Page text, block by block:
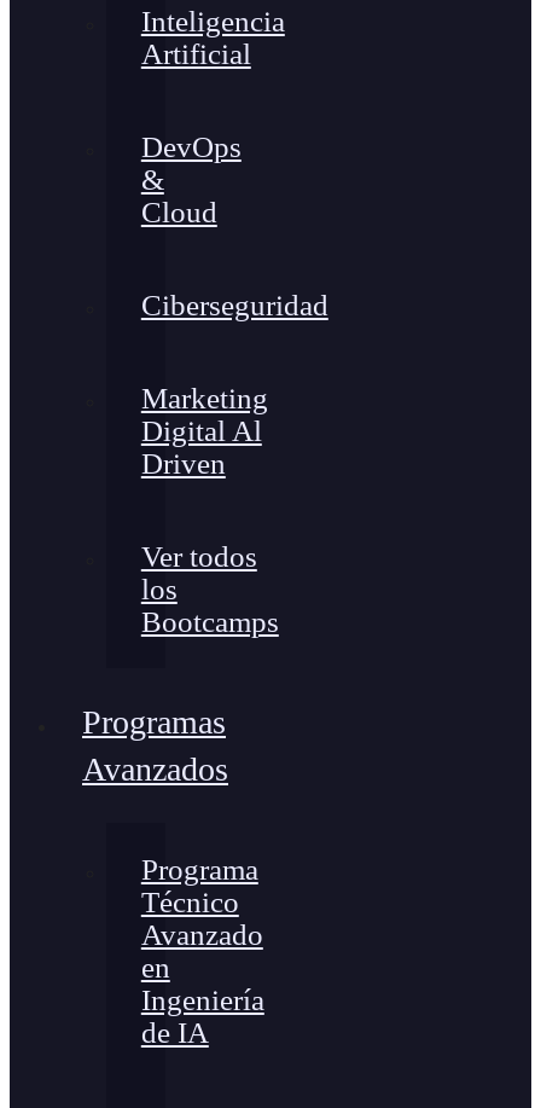
Inteligencia
Artificial
DevOps
&
Cloud
Ciberseguridad
Marketing
Digital Al
Driven
Ver todos
los
Bootcamps
Programas
Avanzados
Programa
Técnico
Avanzado
en
Ingeniería
de IA